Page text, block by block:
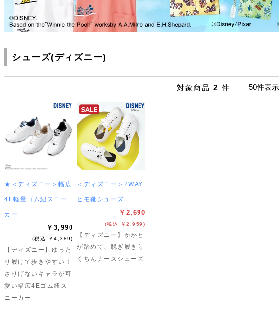
シューズ(ディズニー)
対象商品 2 件
★＜ディズニー＞幅広
4E軽量ゴム紐スニー
カー
￥3,990
(税込 ￥4,389)
【ディズニー】ゆった
り履けて歩きやすい！
さりげないキャラが可
愛い幅広4Eゴム紐ス
ニーカー
＜ディズニー＞2WAY
ヒモ靴シューズ
￥2,690
(税込 ￥2,959)
【ディズニー】かかと
が踏めて、脱ぎ履きら
くちんナースシューズ